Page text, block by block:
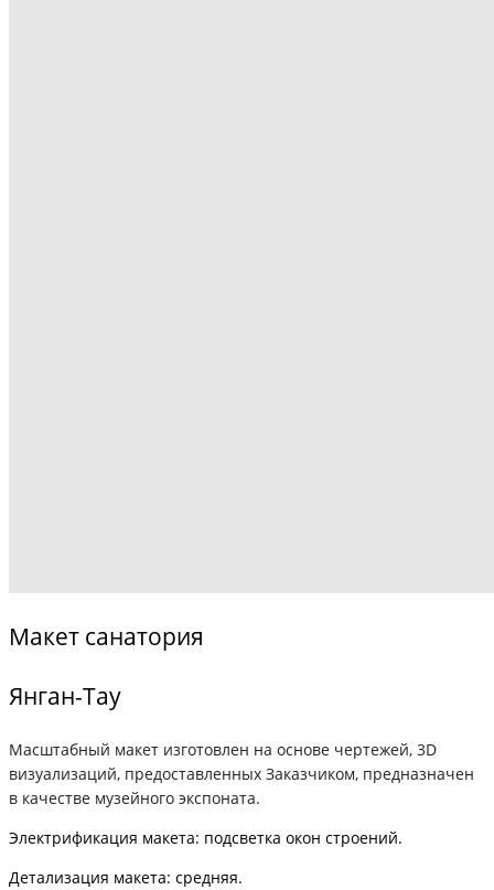
Макет санатория
Янган-Тау
Масштабный макет изготовлен на основе чертежей, 3D
визуализаций, предоставленных Заказчиком, предназначен
в качестве музейного экспоната.
Электрификация макета: подсветка окон строений.
Детализация макета: средняя.